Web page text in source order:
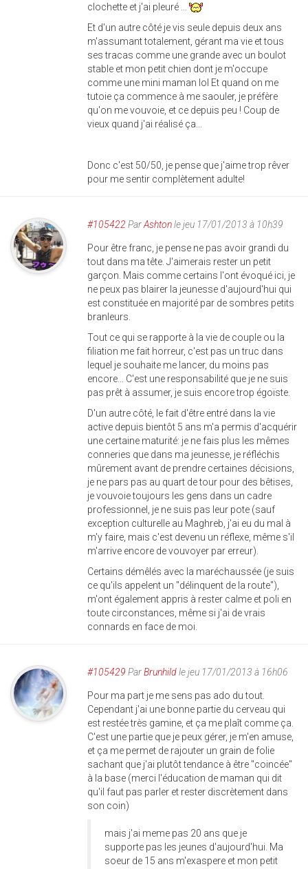
clochette et j'ai pleuré ...
Et d'un autre côté je vis seule depuis deux ans
m'assumant totalement, gérant ma vie et tous
ses tracas comme une grande avec un boulot
stable et mon petit chien dont je m'occupe
comme une mini maman lol Et quand on me
tutoie ça commence à me saouler, je préfère
qu'on me vouvoie, et ce depuis peu ! Coup de
vieux quand j'ai réalisé ça...
Donc c'est 50/50, je pense que j'aime trop rêver
pour me sentir complètement adulte!
#105422 ParAshtonle jeu 17/01/2013 à 10h39
Pour être franc, je pense ne pas avoir grandi du
tout dans ma tête. J'aimerais rester un petit
garçon. Mais comme certains l'ont évoqué ici, je
ne peux pas blairer la jeunesse d'aujourd'hui qui
est constituée en majorité par de sombres petits
branleurs.
Tout ce qui se rapporte à la vie de couple ou la
filiation me fait horreur, c'est pas un truc dans
lequel je souhaite me lancer, du moins pas
encore... C'est une responsabilité que je ne suis
pas prêt à assumer, je suis encore trop égoïste.
D'un autre côté, le fait d'être entré dans la vie
active depuis bientôt 5 ans m'a permis d'acquérir
une certaine maturité: je ne fais plus les mêmes
conneries que dans ma jeunesse, je réfléchis
mûrement avant de prendre certaines décisions,
je ne pars pas au quart de tour pour des bêtises,
je vouvoie toujours les gens dans un cadre
professionnel, je ne suis pas leur pote (sauf
exception culturelle au Maghreb, j'ai eu du mal à
m'y faire, mais c'est devenu un réflexe, même s'il
m'arrive encore de vouvoyer par erreur).
Certains démêlés avec la maréchaussée (je suis
ce qu'ils appelent un "délinquent de la route"),
m'ont également appris à rester calme et poli en
toute circonstances, même si j'ai de vrais
connards en face de moi.
#105429 ParBrunhildle jeu 17/01/2013 à 16h06
Pour ma part je me sens pas ado du tout.
Cependant j'ai une bonne partie du cerveau qui
est restée très gamine, et ça me plaît comme ça.
C'est une partie que je peux gérer, je m'en amuse,
et ça me permet de rajouter un grain de folie
sachant que j'ai plutôt tendance à être "coincée"
à la base (merci l'éducation de maman qui dit
qu'il faut pas parler et rester discrètement dans
son coin)
mais j'ai meme pas 20 ans que je
supporte pas les jeunes d'aujourd'hui. Ma
soeur de 15 ans m'exaspere et mon petit